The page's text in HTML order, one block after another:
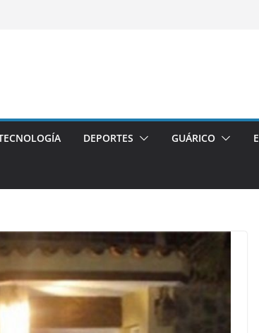
DEPORTES GUÁRICO